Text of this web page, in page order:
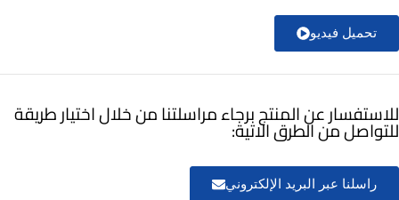
تحميل فيديو
للاستفسار عن المنتج برجاء مراسلتنا من خلال اختيار طريقة
للتواصل من الطرق الاتية:
راسلنا عبر البريد الإلكتروني